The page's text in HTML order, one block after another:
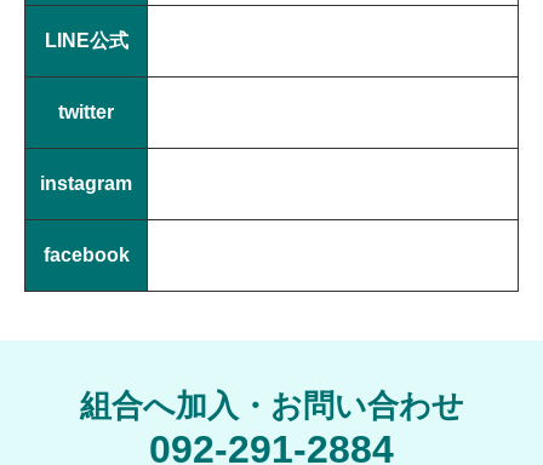
LINE公式
twitter
instagram
facebook
組合へ加入・お問い合わせ
092-291-2884